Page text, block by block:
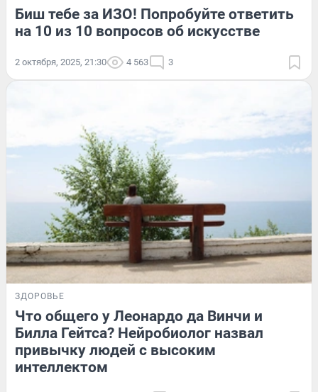
Биш тебе за ИЗО! Попробуйте ответить
на 10 из 10 вопросов об искусстве
2 октября, 2025, 21:30 4 563 3
ЗДОРОВЬЕ
Что общего у Леонардо да Винчи и
Билла Гейтса? Нейробиолог назвал
привычку людей с высоким
интеллектом